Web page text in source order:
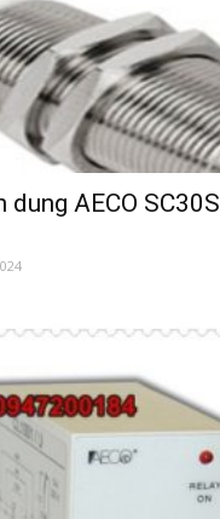
dung AECO